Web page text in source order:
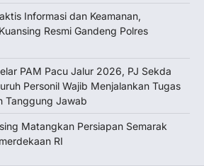
Informasi dan Keamanan,
Resmi Gandeng Polres
PAM Pacu Jalur 2026, PJ Sekda
Personil Wajib Menjalankan Tugas
Tanggung Jawab
Matangkan Persiapan Semarak
RI